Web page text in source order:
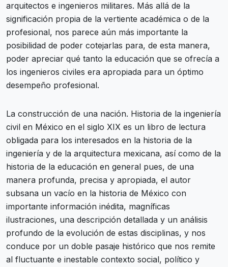
arquitectos e ingenieros militares. Más allá de la
significación propia de la vertiente académica o de la
profesional, nos parece aún más importante la
posibilidad de poder cotejarlas para, de esta manera,
poder apreciar qué tanto la educación que se ofrecía a
los ingenieros civiles era apropiada para un óptimo
desempeño profesional.
La construcción de una nación. Historia de la ingeniería
civil en México en el siglo XIX es un libro de lectura
obligada para los interesados en la historia de la
ingeniería y de la arquitectura mexicana, así como de la
historia de la educación en general pues, de una
manera profunda, precisa y apropiada, el autor
subsana un vacío en la historia de México con
importante información inédita, magníficas
ilustraciones, una descripción detallada y un análisis
profundo de la evolución de estas disciplinas, y nos
conduce por un doble pasaje histórico que nos remite
al fluctuante e inestable contexto social, político y